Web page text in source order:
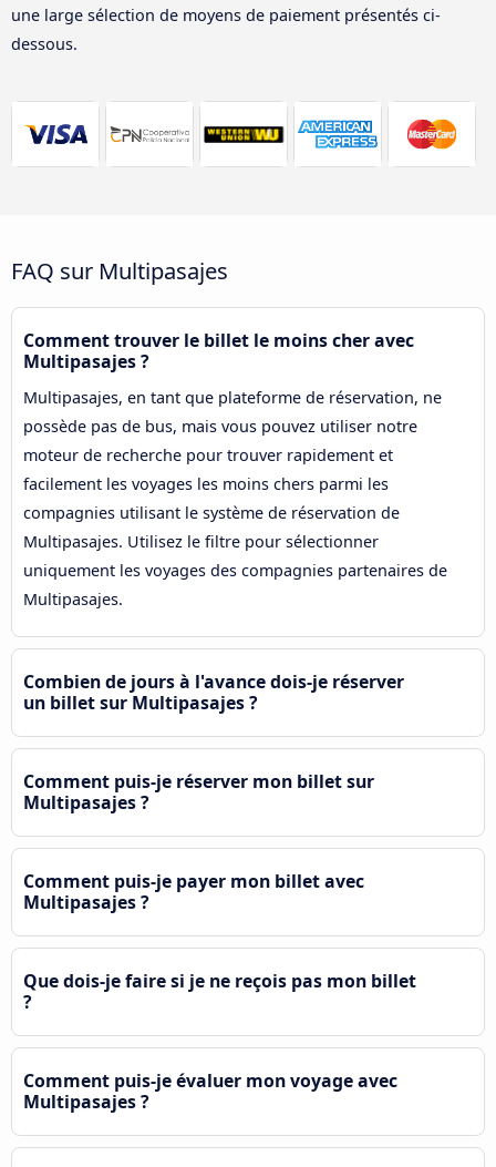
une large sélection de moyens de paiement présentés ci-
dessous.
FAQ sur Multipasajes
Comment trouver le billet le moins cher avec
Multipasajes ?
Multipasajes, en tant que plateforme de réservation, ne
possède pas de bus, mais vous pouvez utiliser notre
moteur de recherche pour trouver rapidement et
facilement les voyages les moins chers parmi les
compagnies utilisant le système de réservation de
Multipasajes. Utilisez le filtre pour sélectionner
uniquement les voyages des compagnies partenaires de
Multipasajes.
Combien de jours à l'avance dois-je réserver
un billet sur Multipasajes ?
Comment puis-je réserver mon billet sur
Multipasajes ?
Comment puis-je payer mon billet avec
Multipasajes ?
Que dois-je faire si je ne reçois pas mon billet
?
Comment puis-je évaluer mon voyage avec
Multipasajes ?